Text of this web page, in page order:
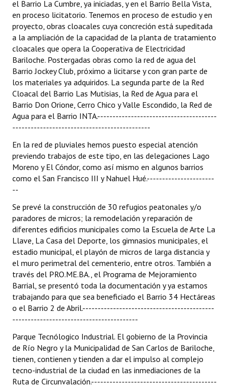
el Barrio La Cumbre, ya iniciadas, y en el Barrio Bella Vista,
en proceso licitatorio. Tenemos en proceso de estudio y en
proyecto, obras cloacales cuya concreción está supeditada
a la ampliación de la capacidad de la planta de tratamiento
cloacales que opera la Cooperativa de Electricidad
Bariloche. Postergadas obras como la red de agua del
Barrio Jockey Club, próximo a licitarse y con gran parte de
los materiales ya adquiridos. La segunda parte de la Red
Cloacal del Barrio Las Mutisias, la Red de Agua para el
Barrio Don Orione, Cerro Chico y Valle Escondido, la Red de
Agua para el Barrio INTA.---------------------------------------
---------------------------------------------
En la red de pluviales hemos puesto especial atención
previendo trabajos de este tipo, en las delegaciones Lago
Moreno y El Cóndor, como así mismo en algunos barrios
como el San Francisco III y Nahuel Hué.----------------------
--
Se prevé la construcción de 30 refugios peatonales y/o
paradores de micros; la remodelación y reparación de
diferentes edificios municipales como la Escuela de Arte La
Llave, La Casa del Deporte, los gimnasios municipales, el
estadio municipal, el playón de micros de larga distancia y
el muro perimetral del cementerio, entre otros. También a
través del PRO.ME.BA., el Programa de Mejoramiento
Barrial, se presentó toda la documentación y ya estamos
trabajando para que sea beneficiado el Barrio 34 Hectáreas
o el Barrio 2 de Abril.-------------------------------------------
-----------------------------------------
Parque Tecnólogico Industrial. El gobierno de la Provincia
de Río Negro y la Municipalidad de San Carlos de Bariloche,
tienen, contienen y tienden a dar el impulso al complejo
tecno-industrial de la ciudad en las inmediaciones de la
Ruta de Circunvalación.-----------------------------------------